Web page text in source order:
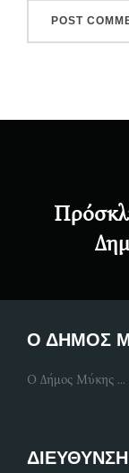
Ο ΔΗΜΟΣ
Ο Δήμος Μύκης ...
ΔΙΕΥΘΥΝΣΗ